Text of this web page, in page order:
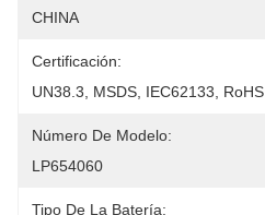
CHINA
Certificación:
UN38.3, MSDS, IEC62133, RoHS
Número De Modelo:
LP654060
Tipo De La Batería: